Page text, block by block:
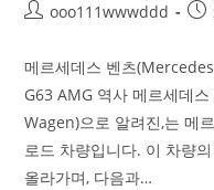
ooo111wwwddd
메르세데스 벤츠
G63 AMG 역사 메르세데
Wagen)으로 알려진,는 메
로드 차량입니다. 이 차량
올라가며, 다음과…